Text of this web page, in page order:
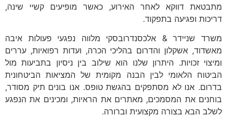
מתבטאת דווקא לאחר האירוע, כאשר מופיעים קשיי שינה,
דריכות ופגיעה בתפקוד.
משרד שניידר & אלכסנדרובסקי מלווה נפגעי פעולות איבה
מאשדוד, אשקלון והדרום בהליכי הכרה, ועדות רפואיות, עררים
ומיצוי זכויות. היתרון שלנו הוא שילוב בין ניסיון בתביעות מול
הביטוח הלאומי לבין הבנה מקומית של המציאות הביטחונית
בדרום. אנו לא מסתפקים בהגשת טופס. אנו בונים תיק מסודר,
בוחנים את המסמכים, מאתרים את הראיות, ומכינים את הנפגע
לשלב הבא בצורה מקצועית וברורה.